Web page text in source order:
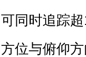
可同时追踪
方位与俯仰